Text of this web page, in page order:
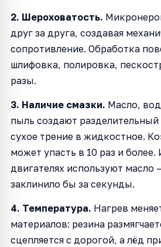
2. Шероховатость.
друг за друга, создавая
сопротивление. Обработка
шлифовка, полировка,
разы.
3. Наличие смазки. Масло,
пыль создают
сухое трение в жидкостное.
может упасть в 10 раз и
двигателях используют масло
заклинило бы за секунды.
4. Температура. Нагрев
материалов: резина
сцепляется с дорогой, а лёд